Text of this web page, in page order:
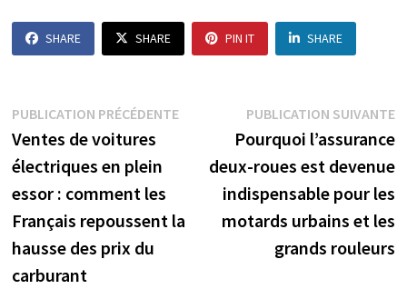
SHARE SHARE PIN IT SHARE
Navigation
de
l’article
PUBLICATION PRÉCÉDENTEPublication
précédente :
Ventes de voitures
électriques en plein
essor : comment les
Français repoussent la
hausse des prix du
carburant
PUBLICATION SUIVANTE
Pourquoi l’assurance
deux-roues est devenue
indispensable pour les
motards urbains et les
grands rouleurs